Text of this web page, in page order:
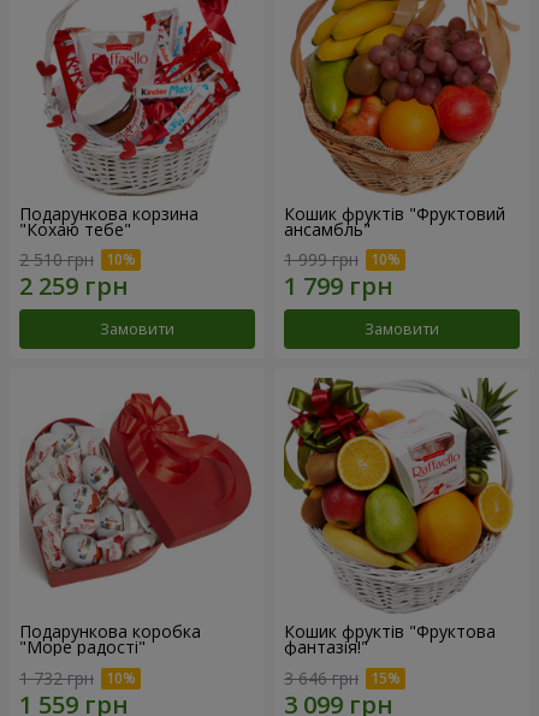
Подарункова корзина
"Кохаю тебе"
2 510 грн
Замовити
Кошик фруктів "Фруктовий
ансамбль"
1 999 грн
Замовити
Подарункова коробка
"Море радості"
1 732 грн
Кошик фруктів "Фруктова
фантазія!"
3 646 грн